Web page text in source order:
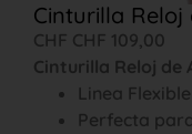
Cinturilla Reloj
CHF CHF 109,00
Cinturilla Reloj de
Linea
Perfecta